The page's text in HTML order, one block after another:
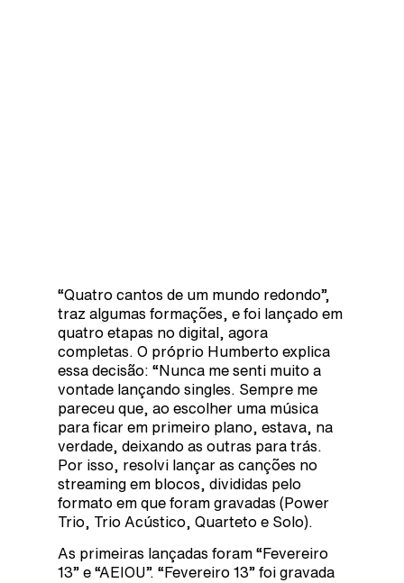
“Quatro cantos de um mundo redondo”,
traz algumas formações, e foi lançado em
quatro etapas no digital, agora
completas. O próprio Humberto explica
essa decisão: “Nunca me senti muito a
vontade lançando singles. Sempre me
pareceu que, ao escolher uma música
para ficar em primeiro plano, estava, na
verdade, deixando as outras para trás.
Por isso, resolvi lançar as canções no
streaming em blocos, divididas pelo
formato em que foram gravadas (Power
Trio, Trio Acústico, Quarteto e Solo).
As primeiras lançadas foram “Fevereiro
13” e “AEIOU”. “Fevereiro 13” foi gravada